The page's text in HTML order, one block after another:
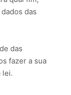
das
das
fazer a sua
lei.